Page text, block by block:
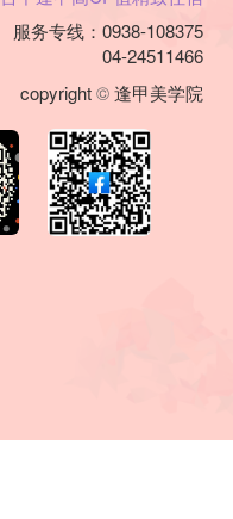
服务专线：0938-108375
04-24511466
copyright©逢甲美学院